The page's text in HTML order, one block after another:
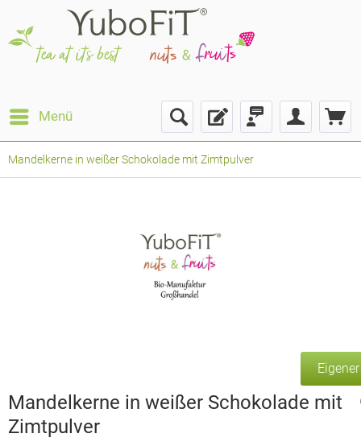
Menü
Mandelkerne in weißer Schokolade mit Zimtpulver
Mandelkerne in weißer Schokolade mit
Zimtpulver